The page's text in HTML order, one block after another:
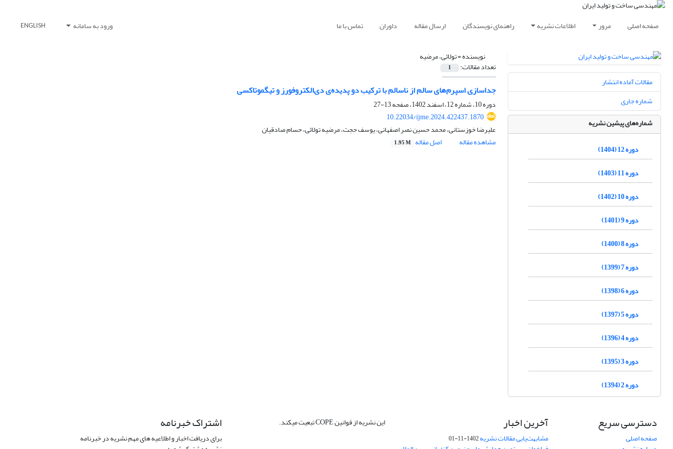
صفحه اصلی مرور اطلاعات نشریه راهنمای نویسندگان ارسال مقاله داوران تماس با ما ورود به سامانه ENGLISH
نویسنده =تولائی، مرضیه
تعداد مقالات: 1
جداسازی اسپرم‌های سالم از ناسالم با ترکیب دو پدیده‌ی دی‌الکتروفورز و تیگموتاکسی
دوره 10، شماره 12، اسفند 1402، صفحه
13-27
10.22034/ijme.2024.422437.1870
علیرضا خوزستانی، محمد حسین نصر اصفهانی، یوسف حجت، مرضیه تولائی، حسام صادقیان
مشاهده مقاله
اصل مقاله 1.95 M
مقالات آماده انتشار
شماره جاری
شماره‌های پیشین نشریه
دوره 12 (1404)
دوره 11 (1403)
دوره 10 (1402)
دوره 9 (1401)
دوره 8 (1400)
دوره 7 (1399)
دوره 6 (1398)
دوره 5 (1397)
دوره 4 (1396)
دوره 3 (1395)
دوره 2 (1394)
دسترسی سریع
صفحه اصلی
آخرین اخبار
مشابهت‌یابی مقالات نشریه1402-11-01
این نشریه از قوانین COPE تبعیت میکند. اشتراک خبرنامه
برای دریافت اخبار و اطلاعیه های مهم نشریه در خبرنامه